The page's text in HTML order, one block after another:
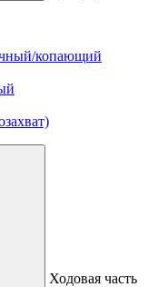
копающий
Ходовая часть